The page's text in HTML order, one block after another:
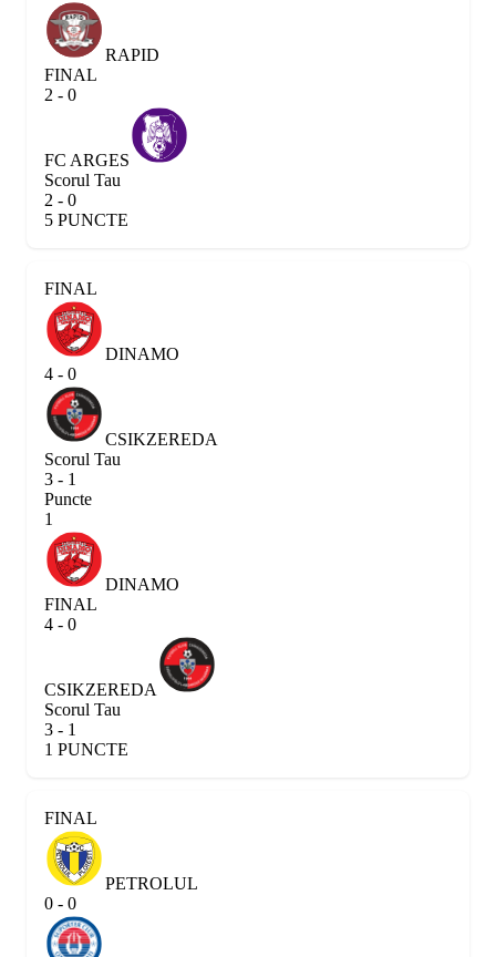
RAPID
FINAL
2 - 0
FC ARGES
Scorul Tau
2 - 0
5 PUNCTE
FINAL
DINAMO
4 - 0
CSIKZEREDA
Scorul Tau
3 - 1
Puncte
1
DINAMO
FINAL
4 - 0
CSIKZEREDA
Scorul Tau
3 - 1
1 PUNCTE
FINAL
PETROLUL
0 - 0